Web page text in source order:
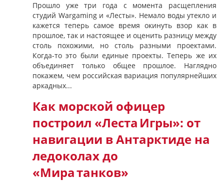
Прошло уже три года с момента расщепления
студий Wargaming и «Лесты». Немало воды утекло и
кажется теперь самое время окинуть взор как в
прошлое, так и настоящее и оценить разницу между
столь похожими, но столь разными проектами.
Когда-то это были единые проекты. Теперь же их
объединяет только общее прошлое. Наглядно
покажем, чем российская вариация популярнейших
аркадных...
Как морской офицер
построил «Леста Игры»: от
навигации в Антарктиде на
ледоколах до
«Мира танков»